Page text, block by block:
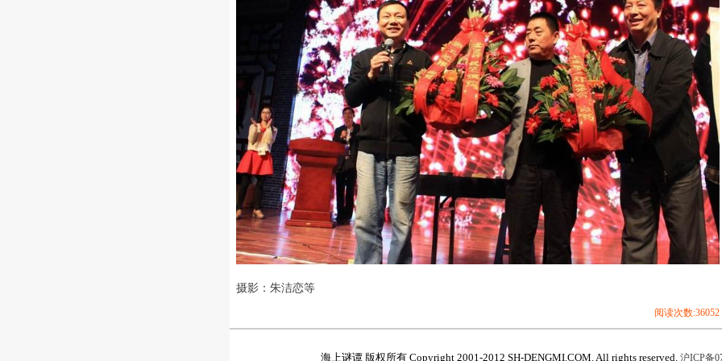
摄影：朱洁恋等
阅读次数:36052
海上谜谭 版权所有 Copyright 2001-2012 SH-DENGMI.COM. All rights reserved.沪ICP备